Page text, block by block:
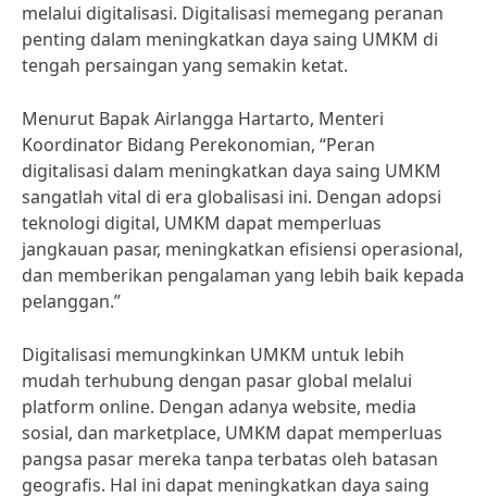
melalui digitalisasi. Digitalisasi memegang peranan
penting dalam meningkatkan daya saing UMKM di
tengah persaingan yang semakin ketat.
Menurut Bapak Airlangga Hartarto, Menteri
Koordinator Bidang Perekonomian, “Peran
digitalisasi dalam meningkatkan daya saing UMKM
sangatlah vital di era globalisasi ini. Dengan adopsi
teknologi digital, UMKM dapat memperluas
jangkauan pasar, meningkatkan efisiensi operasional,
dan memberikan pengalaman yang lebih baik kepada
pelanggan.”
Digitalisasi memungkinkan UMKM untuk lebih
mudah terhubung dengan pasar global melalui
platform online. Dengan adanya website, media
sosial, dan marketplace, UMKM dapat memperluas
pangsa pasar mereka tanpa terbatas oleh batasan
geografis. Hal ini dapat meningkatkan daya saing